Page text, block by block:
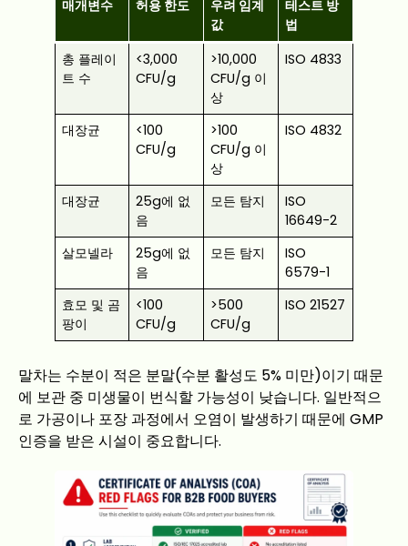
매개변수 허용 한도
우려 임계
값
테스트 방
법
총 플레이
트 수
<3,000
CFU/g
>10,000
CFU/g 이
상
ISO 4833
대장균
<100
CFU/g
>100
CFU/g 이
상
ISO 4832
대장균
25g에 없
음
모든 탐지
ISO
16649-2
살모넬라
25g에 없
음
모든 탐지
ISO
6579-1
효모 및 곰
팡이
<100
CFU/g
>500
CFU/g
ISO 21527
말차는 수분이 적은 분말(수분 활성도 5% 미만)이기 때문
에 보관 중 미생물이 번식할 가능성이 낮습니다. 일반적으
로 가공이나 포장 과정에서 오염이 발생하기 때문에 GMP
인증을 받은 시설이 중요합니다.